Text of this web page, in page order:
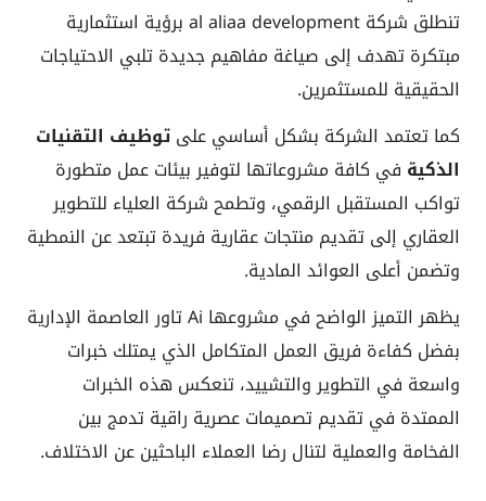
تنطلق شركة al aliaa development برؤية استثمارية
مبتكرة تهدف إلى صياغة مفاهيم جديدة تلبي الاحتياجات
الحقيقية للمستثمرين.
كما تعتمد الشركة بشكل أساسي علىتوظيف التقنيات
الذكية في كافة مشروعاتها لتوفير بيئات عمل متطورة
تواكب المستقبل الرقمي، وتطمح شركة العلياء للتطوير
العقاري إلى تقديم منتجات عقارية فريدة تبتعد عن النمطية
وتضمن أعلى العوائد المادية.
يظهر التميز الواضح في مشروعها Ai تاور العاصمة الإدارية
بفضل كفاءة فريق العمل المتكامل الذي يمتلك خبرات
واسعة في التطوير والتشييد، تنعكس هذه الخبرات
الممتدة في تقديم تصميمات عصرية راقية تدمج بين
الفخامة والعملية لتنال رضا العملاء الباحثين عن الاختلاف.